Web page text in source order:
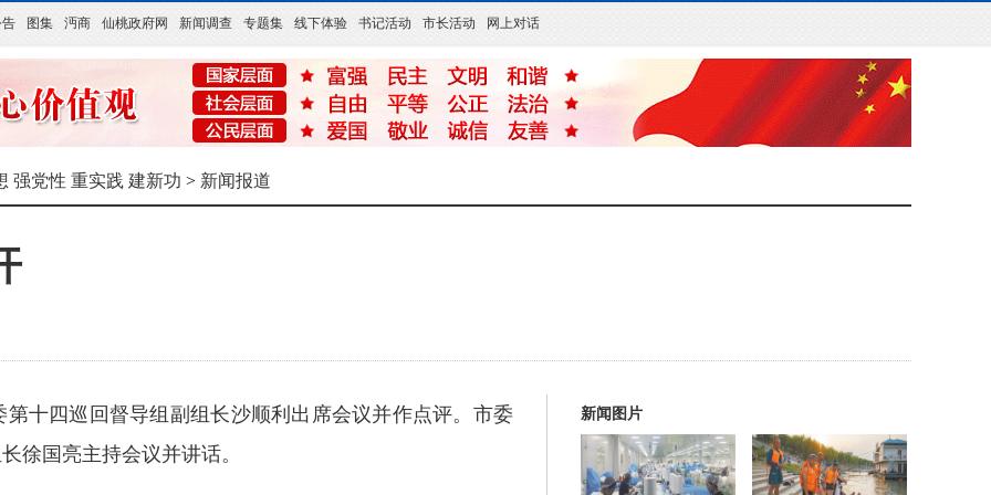
图集 沔商 仙桃政府网 新闻调查 专题集 线下体验 书记活动 市长活动 网上对话
强党性 重实践 建新功 > 新闻报道
四巡回督导组副组长沙顺利出席会议并作点评。市委
徐国亮主持会议并讲话。
新闻图片